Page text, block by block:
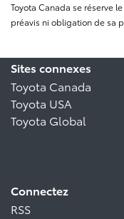
Toyota Canada se réserve
préavis ni obligation de sa
Sites connexes
Toyota Canada
Toyota USA
Toyota Global
Connectez
RSS